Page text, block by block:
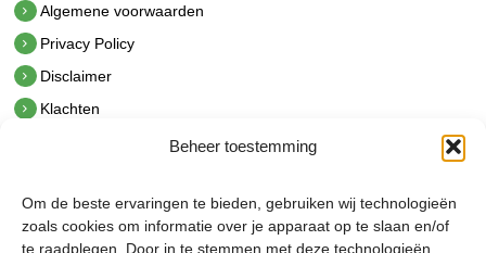
Beheer toestemming
Om de beste ervaringen te bieden, gebruiken wij technologieën
zoals cookies om informatie over je apparaat op te slaan en/of
te raadplegen. Door in te stemmen met deze technologieën
Algemene voorwaarden
Privacy Policy
Disclaimer
Klachten
hetindustriehuis B.V.
De Hoek 1 1601 MR Enkhuizen
t.0228 53 00 40